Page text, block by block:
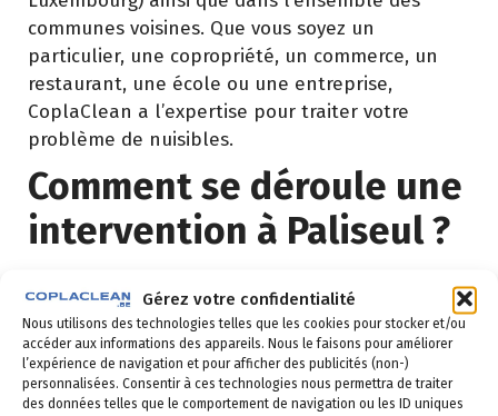
Gérez votre confidentialité
Nous utilisons des technologies telles que les cookies pour stocker et/ou
accéder aux informations des appareils. Nous le faisons pour améliorer
l’expérience de navigation et pour afficher des publicités (non-)
personnalisées. Consentir à ces technologies nous permettra de traiter
des données telles que le comportement de navigation ou les ID uniques
communes voisines. Que vous soyez un
particulier, une copropriété, un commerce, un
restaurant, une école ou une entreprise,
CoplaClean a l’expertise pour traiter votre
problème de nuisibles.
Comment se déroule une
intervention à Paliseul ?
Demande de devis
: vous remplissez le
formulaire ci-dessous ou vous nous appelez au
02 523 21 89. Réponse sous 24h.
Diagnostic gratuit: notre technicien vient
identifier la nuisance et son origine.